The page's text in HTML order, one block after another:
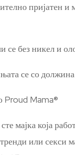
пријатен и
се без никел и
се со
Proud Mama®
мајка која
или секси